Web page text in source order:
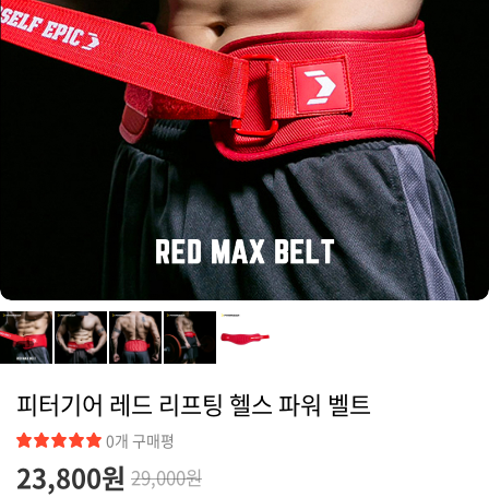
가격대별
콜라겐/비타민
닭가슴살
헬스용품
커뮤니티
피터기어 레드 리프팅 헬스 파워 벨트
0개 구매평
23,800원 29,000원